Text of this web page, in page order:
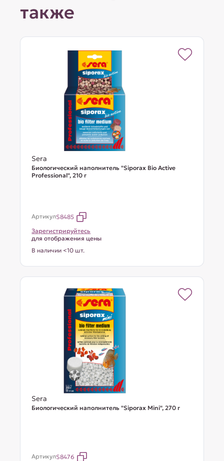
также
Sera
Биологический наполнитель "Siporax Bio Active
Professional", 210 г
АртикулS8485
Зарегистрируйтесь
для отображения цены
В наличии <10 шт.
Sera
Биологический наполнитель "Siporax Mini", 270 г
АртикулS8476